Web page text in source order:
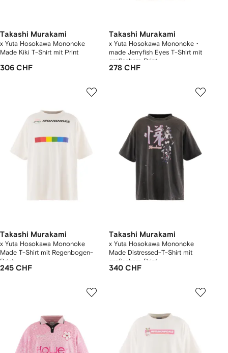
Takashi Murakami
x Yuta Hosokawa Mononoke
Made Kiki T-Shirt mit Print
306 CHF
Takashi Murakami
x Yuta Hosokawa Mononoke・
made Jerryfish Eyes T-Shirt mit
grafischem Print
278 CHF
Takashi Murakami
x Yuta Hosokawa Mononoke
Made T-Shirt mit Regenbogen-
Print
245 CHF
Takashi Murakami
x Yuta Hosokawa Mononoke
Made Distressed-T-Shirt mit
grafischem Print
340 CHF